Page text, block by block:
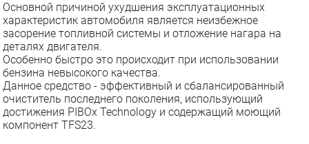
Основной причиной ухудшения эксплуатационных
характеристик автомобиля является неизбежное
засорение топливной системы и отложение нагара на
деталях двигателя.
Особенно быстро это происходит при использовании
бензина невысокого качества.
Данное средство - эффективный и сбалансированный
очиститель последнего поколения, использующий
достижения PIBOx Technology и содержащий моющий
компонент TFS23.